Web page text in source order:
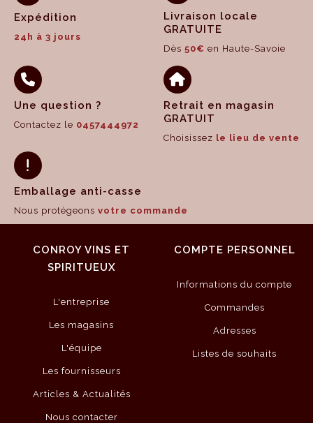
Expédition
24h à 3 jours
Livraison locale
GRATUITE
Dès 50€ en Haute-Savoie
Une question ?
Contactez le 0457444972
Retrait en magasin
GRATUIT
Choisissez le lieu de vente
Emballage anti-casse
Nous protégeons votre commande
CONROY VINS ET
SPIRITUEUX
L'entreprise
Les magasins
L'équipe
Les fournisseurs
Articles & Actualités
Nous contacter
COMPTE PERSONNEL
Informations du compte
Commandes
Adresses
Listes de souhaits